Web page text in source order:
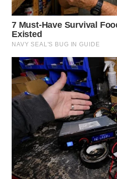
LESUNG
WN
KARO
WN
SIMALUNGUN
WN
LABUHANBATU
WN
TAPANULI
TENGAH